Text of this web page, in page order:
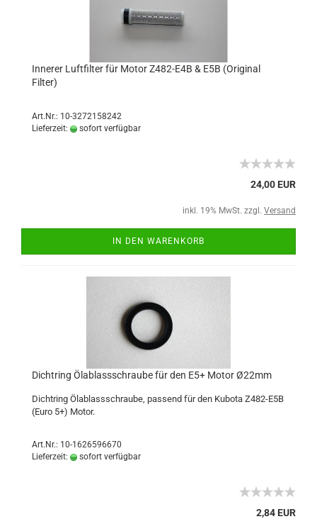
Innerer Luftfilter für Motor Z482-E4B & E5B (Original
Filter)
Art.Nr.: 10-3272158242
Lieferzeit:
sofort verfügbar
24,00 EUR
inkl. 19% MwSt. zzgl. Versand
IN DEN WARENKORB
Dichtring Ölablassschraube für den E5+ Motor Ø22mm
Dichtring Ölablassschraube, passend für den Kubota Z482-E5B
(Euro 5+) Motor.
Art.Nr.: 10-1626596670
Lieferzeit:
sofort verfügbar
2,84 EUR